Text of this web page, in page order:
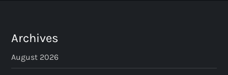
Archives
August 2026